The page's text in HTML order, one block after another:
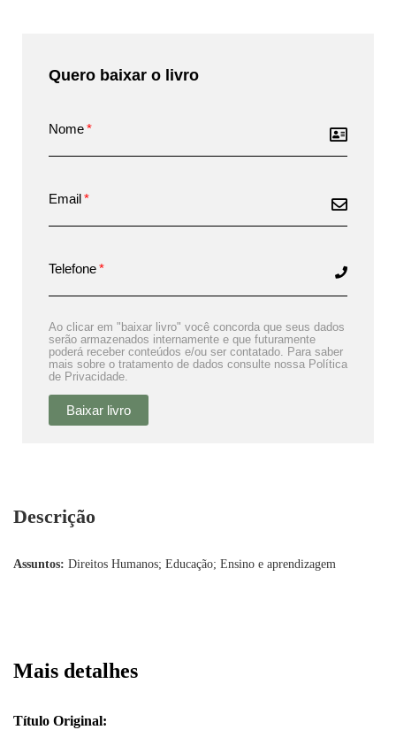
Quero baixar o livro
Nome
Email
Telefone
Ao clicar em "baixar livro" você concorda que seus dados
serão armazenados internamente e que futuramente
poderá receber conteúdos e/ou ser contatado. Para saber
mais sobre o tratamento de dados consulte nossa Política
de Privacidade.
Baixar livro
Descrição
Assuntos: Direitos Humanos; Educação; Ensino e aprendizagem
Mais detalhes
Título Original: